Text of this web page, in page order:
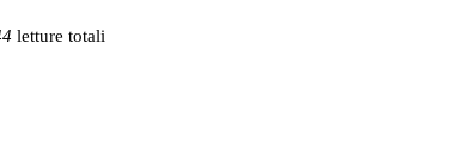
letture totali